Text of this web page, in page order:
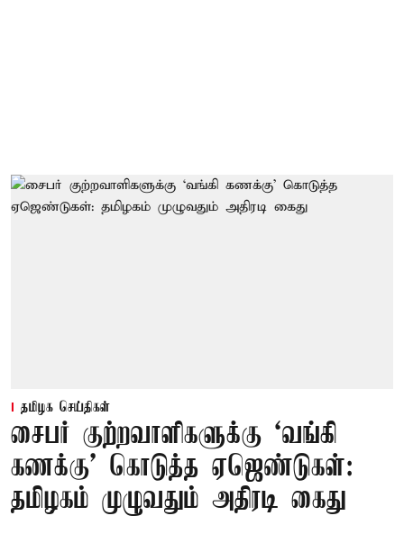
தமிழக செய்திகள்
சைபர் குற்றவாளிகளுக்கு ‘வங்கி
கணக்கு’ கொடுத்த ஏஜெண்டுகள்:
தமிழகம் முழுவதும் அதிரடி கைது